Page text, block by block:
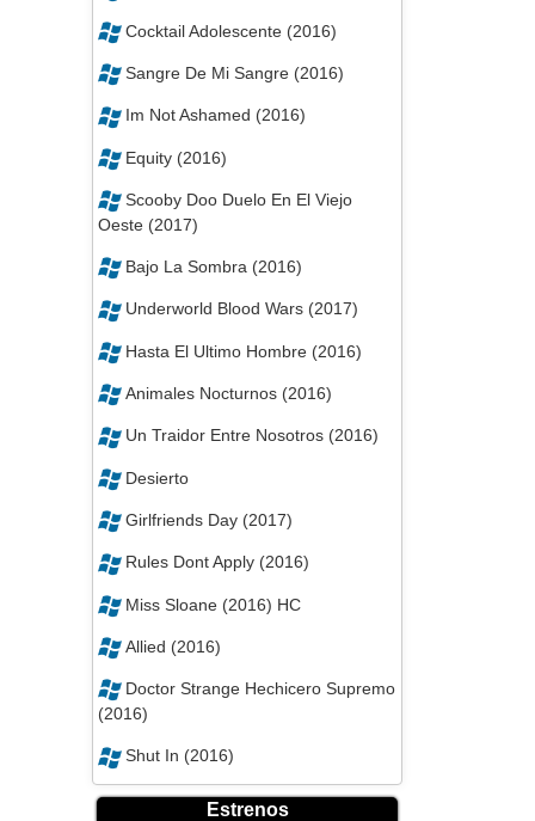
Cocktail Adolescente (2016)
Sangre De Mi Sangre (2016)
Im Not Ashamed (2016)
Equity (2016)
Scooby Doo Duelo En El Viejo
Oeste (2017)
Bajo La Sombra (2016)
Underworld Blood Wars (2017)
Hasta El Ultimo Hombre (2016)
Animales Nocturnos (2016)
Un Traidor Entre Nosotros (2016)
Desierto
Girlfriends Day (2017)
Rules Dont Apply (2016)
Miss Sloane (2016) HC
Allied (2016)
Doctor Strange Hechicero Supremo
(2016)
Shut In (2016)
Estrenos